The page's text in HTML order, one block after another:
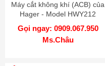
Máy cắt không khí (ACB) của
Hager - Model HWY212
Gọi ngay: 0909.067.950
Ms.Châu